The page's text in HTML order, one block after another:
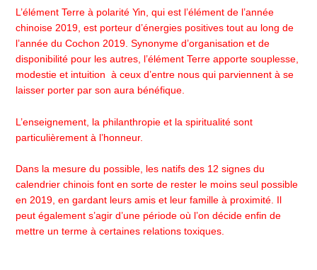
L’élément Terre à polarité Yin, qui est l’élément de l’année
chinoise 2019, est porteur d’énergies positives tout au long de
l’année du Cochon 2019. Synonyme d’organisation et de
disponibilité pour les autres, l’élément Terre apporte souplesse,
modestie et intuition à ceux d’entre nous qui parviennent à se
laisser porter par son aura bénéfique.
L’enseignement, la philanthropie et la spiritualité sont
particulièrement à l’honneur.
Dans la mesure du possible, les natifs des 12 signes du
calendrier chinois font en sorte de rester le moins seul possible
en 2019, en gardant leurs amis et leur famille à proximité. Il
peut également s’agir d’une période où l’on décide enfin de
mettre un terme à certaines relations toxiques.